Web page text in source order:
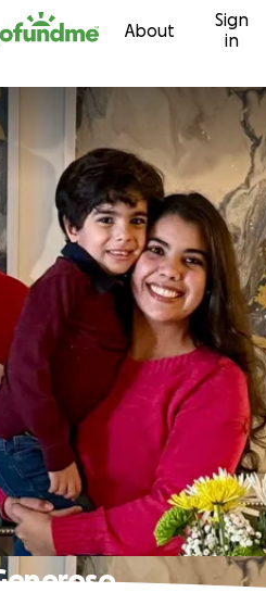
About
Sign
in